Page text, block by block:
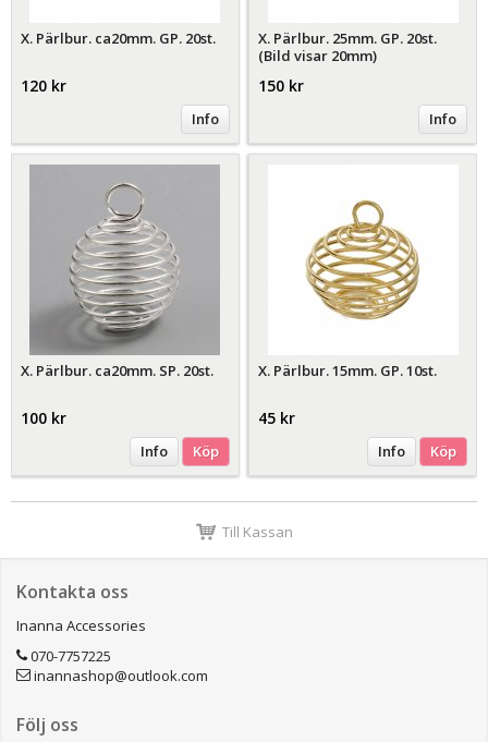
X. Pärlbur. ca20mm. GP. 20st.
120 kr
Info
X. Pärlbur. 25mm. GP. 20st.
(Bild visar 20mm)
150 kr
Info
X. Pärlbur. ca20mm. SP. 20st.
100 kr
Info Köp
X. Pärlbur. 15mm. GP. 10st.
45 kr
Info Köp
Till Kassan
Kontakta oss
Inanna Accessories
070-7757225
inannashop@outlook.com
Följ oss